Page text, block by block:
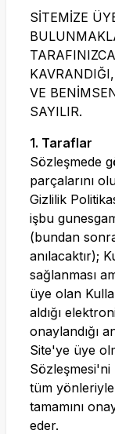
SİTEMİZE
VE
SAYILIR.
1. Taraflar
Sözleşmede
parçalarını
Gizlilik
işbu
(bundan
anılacaktır);
sağlanması
üye olan
aldığı
onaylandığı
Site'ye üye
tüm yönleriyle
tamamını
eder.